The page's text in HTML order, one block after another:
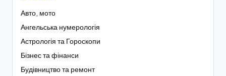
Авто, мото
Ангельська нумерологія
Астрологія та Гороскопи
Бізнес та фінанси
Будівництво та ремонт